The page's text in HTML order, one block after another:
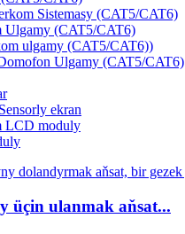
Sistemasy (CAT5/CAT6)
Ulgamy (CAT5/CAT6)
ulgamy (CAT5/CAT6))
Ulgamy (CAT5/CAT6)
ekran
LCD moduly
üçin ulanmak aňsat...